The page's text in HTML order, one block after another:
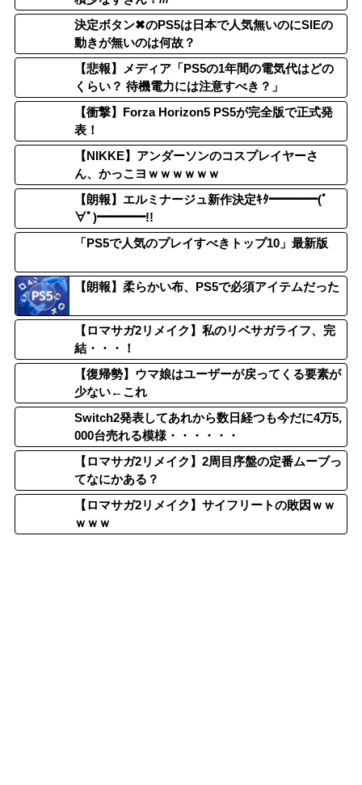
決定ボタン✖のPS5は日本で人気無いのにSIEの
動きが無いのは何故？
【悲報】メディア「PS5の1年間の電気代はどの
くらい？ 待機電力には注意すべき？」
【衝撃】Forza Horizon5 PS5が完全版で正式発
表！
【NIKKE】アンダーソンのコスプレイヤーさ
ん、かっこヨｗｗｗｗｗｗ
【朗報】エルミナージュ新作決定ｷﾀ━━━━(ﾟ
∀ﾟ)━━━━!!
「PS5で人気のプレイすべきトップ10」最新版
【朗報】柔らかい布、PS5で必須アイテムだった
【ロマサガ2リメイク】私のリベサガライフ、完
結・・・！
【復帰勢】ウマ娘はユーザーが戻ってくる要素が
少ない←これ
Switch2発表してあれから数日経つも今だに4万5,
000台売れる模様・・・・・・
【ロマサガ2リメイク】2周目序盤の定番ムーブっ
てなにかある？
【ロマサガ2リメイク】サイフリートの敗因ｗｗ
ｗｗｗ